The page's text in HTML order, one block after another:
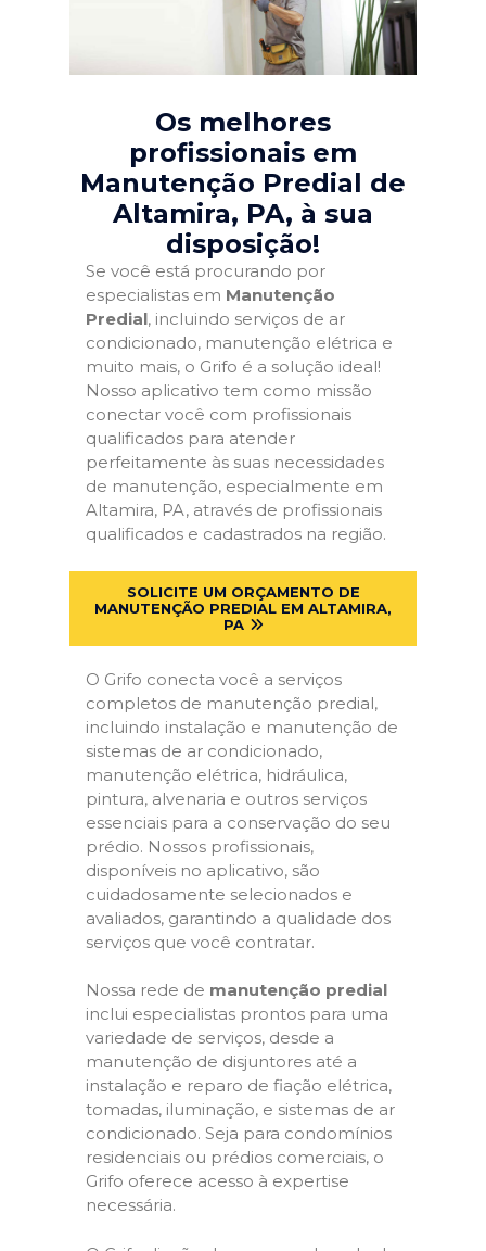
Os melhores
profissionais em
Manutenção Predial de
Altamira, PA, à sua
disposição!
Se você está procurando por
especialistas em Manutenção
Predial, incluindo serviços de ar
condicionado, manutenção elétrica e
muito mais, o Grifo é a solução ideal!
Nosso aplicativo tem como missão
conectar você com profissionais
qualificados para atender
perfeitamente às suas necessidades
de manutenção, especialmente em
Altamira, PA, através de profissionais
qualificados e cadastrados na região.
SOLICITE UM ORÇAMENTO DE
MANUTENÇÃO PREDIAL EM ALTAMIRA,
PA
O Grifo conecta você a serviços
completos de manutenção predial,
incluindo instalação e manutenção de
sistemas de ar condicionado,
manutenção elétrica, hidráulica,
pintura, alvenaria e outros serviços
essenciais para a conservação do seu
prédio. Nossos profissionais,
disponíveis no aplicativo, são
cuidadosamente selecionados e
avaliados, garantindo a qualidade dos
serviços que você contratar.
Nossa rede de manutenção predial
inclui especialistas prontos para uma
variedade de serviços, desde a
manutenção de disjuntores até a
instalação e reparo de fiação elétrica,
tomadas, iluminação, e sistemas de ar
condicionado. Seja para condomínios
residenciais ou prédios comerciais, o
Grifo oferece acesso à expertise
necessária.